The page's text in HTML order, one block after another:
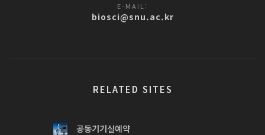
E-MAIL:
biosci@snu.ac.kr
RELATED SITES
공동기기실예약